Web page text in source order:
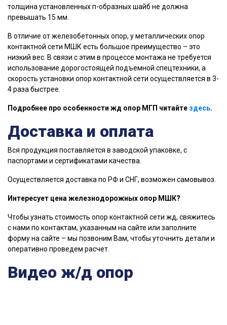
толщина установленных п-образных шайб не должна
превышать 15 мм.
В отличие от железобетонных опор, у металлических опор
контактной сети МШК есть большое преимущество – это
низкий вес. В связи с этим в процессе монтажа не требуется
использование дорогостоящей подъемной спецтехники, а
скорость установки опор контактной сети осуществляется в 3-
4 раза быстрее.
Подробнее про особенности жд опор МГП читайте здесь.
Доставка и оплата
Вся продукция поставляется в заводской упаковке, с
паспортами и сертификатами качества.
Осуществляется доставка по РФ и СНГ, возможен самовывоз.
Интересует цена железнодорожных опор МШК?
Чтобы узнать стоимость опор контактной сети жд, свяжитесь
с нами по контактам, указанным на сайте или заполните
форму на сайте – мы позвоним Вам, чтобы уточнить детали и
оперативно проведем расчет.
Видео ж/д опор